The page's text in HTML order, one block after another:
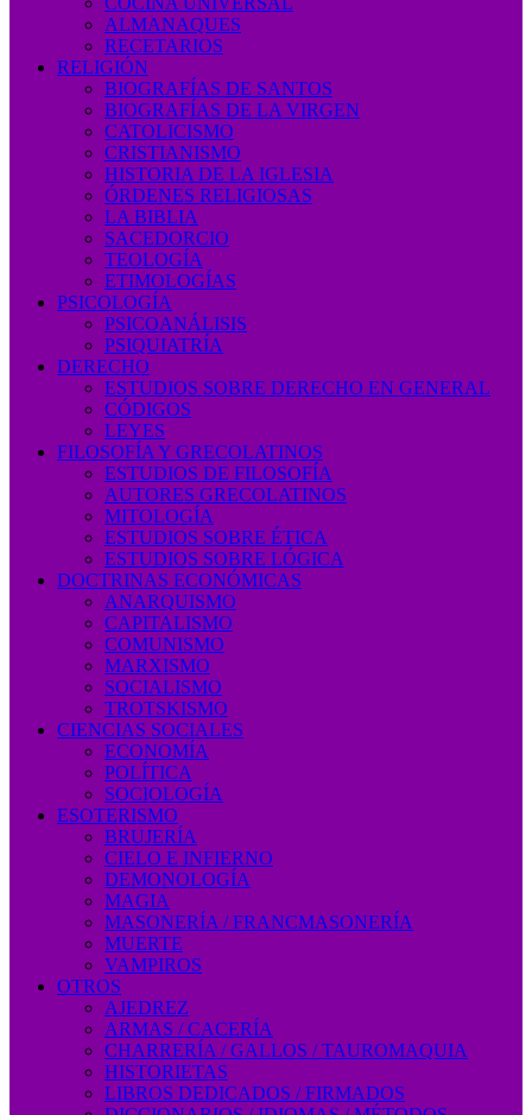
ALMANAQUES
RECETARIOS
RELIGIÓN
BIOGRAFÍAS DE SANTOS
BIOGRAFÍAS DE LA VIRGEN
CATOLICISMO
CRISTIANISMO
HISTORIA DE LA IGLESIA
ÓRDENES RELIGIOSAS
LA BIBLIA
SACEDORCIO
TEOLOGÍA
ETIMOLOGÍAS
PSICOLOGÍA
PSICOANÁLISIS
PSIQUIATRÍA
DERECHO
ESTUDIOS SOBRE DERECHO EN GENERAL
CÓDIGOS
LEYES
FILOSOFÍA Y GRECOLATINOS
ESTUDIOS DE FILOSOFÍA
AUTORES GRECOLATINOS
MITOLOGÍA
ESTUDIOS SOBRE ÉTICA
ESTUDIOS SOBRE LÓGICA
DOCTRINAS ECONÓMICAS
ANARQUISMO
CAPITALISMO
COMUNISMO
MARXISMO
SOCIALISMO
TROTSKISMO
CIENCIAS SOCIALES
ECONOMÍA
POLÍTICA
SOCIOLOGÍA
ESOTERISMO
BRUJERÍA
CIELO E INFIERNO
DEMONOLOGÍA
MAGIA
MASONERÍA / FRANCMASONERÍA
MUERTE
VAMPIROS
OTROS
AJEDREZ
ARMAS / CACERÍA
CHARRERÍA / GALLOS / TAUROMAQUIA
HISTORIETAS
LIBROS DEDICADOS / FIRMADOS